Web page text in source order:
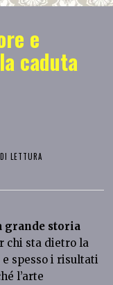
e
caduta
LETTURA
grande storia
chi sta dietro la
spesso i risultati
l’arte